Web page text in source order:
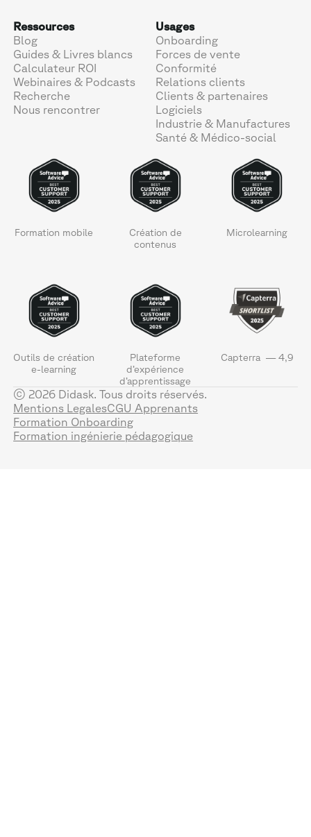
Ressources
Blog
Guides & Livres blancs
Calculateur ROI
Webinaires & Podcasts
Recherche
Nous rencontrer
Usages
Onboarding
Forces de vente
Conformité
Relations clients
Clients & partenaires
Logiciels
Industrie & Manufactures
Santé & Médico-social
Formation mobile
Création de
contenus
Microlearning
Outils de création
e-learning
Plateforme
d’expérience
d’apprentissage
Capterra — 4,9
© 2026 Didask. Tous droits réservés.
Mentions LegalesCGU Apprenants
Formation Onboarding
Formation ingénierie pédagogique